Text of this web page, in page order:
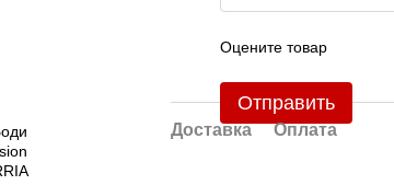
Оцените товар
Отправить
Доставка Оплата